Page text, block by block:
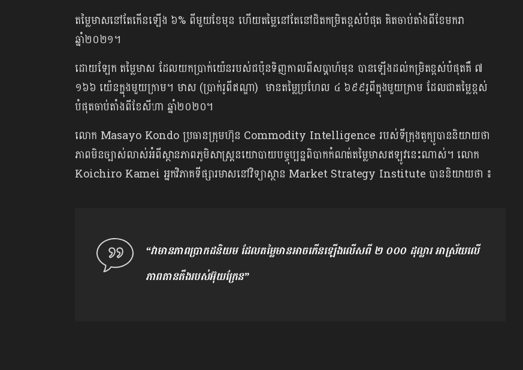
តម្លៃមាសនៅតែកើនឡើង ៦% ពីមួយខែមុន ហើយតម្លៃនៅតែនៅជិតកម្រិតខ្ពស់បំផុត គិតចាប់តាំងពីខែមករា
ឆ្នាំ២០២១។
ដោយឡែក តម្លៃមាស ដែលយកប្រាក់យ៉េនរបស់ជប៉ុនទិញកាលពីសប្តាហ៍មុន បានឡើងដល់កម្រិតខ្ពស់បំផុតគឺ ៧
១៦៦ យ៉េនក្នុងមួយក្រាម។ មាស (ប្រាក់រូពីឥណ្ឌា) មានតម្លៃប្រហែល ៤ ៦៩៩រូពីក្នុងមួយក្រាម ដែលជាតម្លៃខ្ពស់
បំផុតចាប់តាំងពីខែសីហា ឆ្នាំ២០២០។
លោក Masayo Kondo ប្រធានក្រុមហ៊ុន Commodity Intelligence របស់ទីក្រុងតូក្យូបាននិយាយថា
ភាពមិនច្បាស់លាស់អំពីស្ថានភាពភូមិសាស្ត្រនយោបាយបច្ចុប្បន្នពិបាកកំណត់តម្លៃមាសឥឡូវនេះណាស់។ លោក
Koichiro Kamei អ្នកវិភាគទីផ្សារមាសនៅវិទ្យាស្ថាន Market Strategy Institute បាននិយាយថា ៖
“វាមានភាពប្រាកដនិយម ដែលតម្លៃមានអាចកើនឡើងលើសពី ២ ០០០ ដុល្លារ អាស្រ័យលើ
ភាពតានតឹងរបស់អ៊ុយក្រែន”